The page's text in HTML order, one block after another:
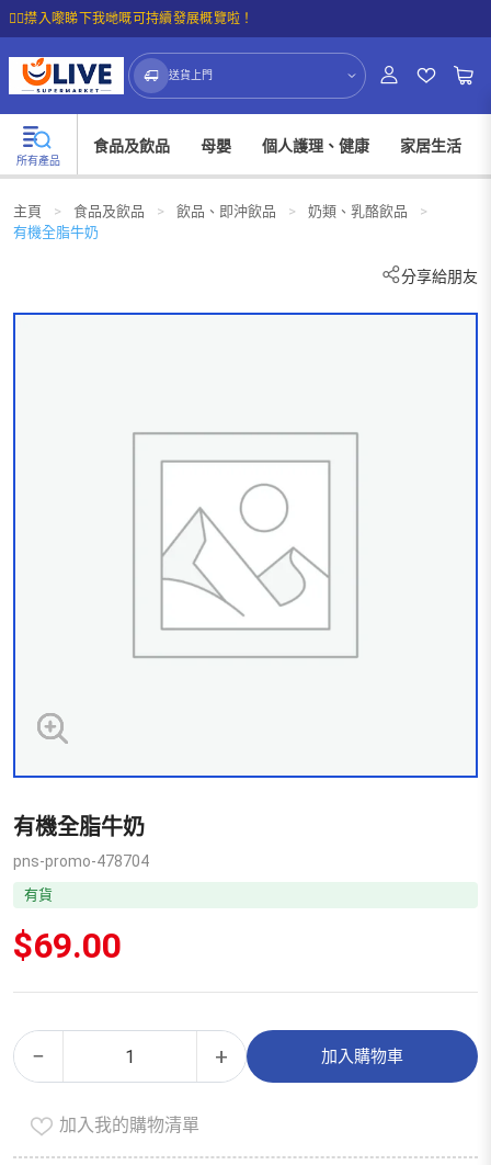
☝🏼㩒入嚟睇下我哋嘅可持續發展概覽啦！
送貨上門
所有產品
食品及飲品 母嬰 個人護理、健康 家居生活
主頁 > 食品及飲品 > 飲品、即沖飲品 > 奶類、乳酪飲品
>
有機全脂牛奶
分享給朋友
有機全脂牛奶
pns-promo-478704
有貨
$69.00
−
有
機
牛
+ 加入購物車
Alternative:
加入我的購物清單